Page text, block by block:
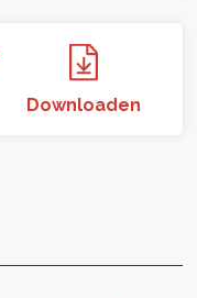
Downloaden